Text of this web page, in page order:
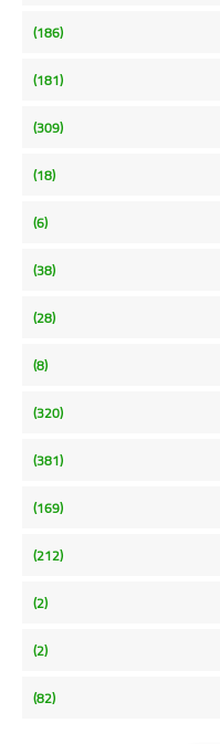
(186)
(181)
(309)
(18)
(6)
(38)
(28)
(8)
(320)
(381)
(169)
(212)
(2)
(2)
(82)